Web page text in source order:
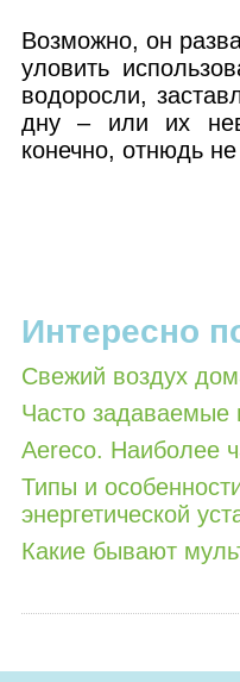
Возможно, он
уловить
водоросли,
дну – или их
конечно, отнюдь
Интересно
Свежий воздух
Часто задаваемые
Aereco. Наиболее
Типы и
энергетической
Какие бывают